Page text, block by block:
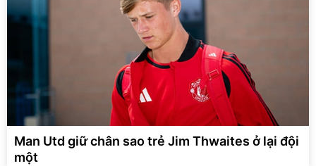
Man Utd giữ chân sao trẻ Jim Thwaites ở lại đội
một